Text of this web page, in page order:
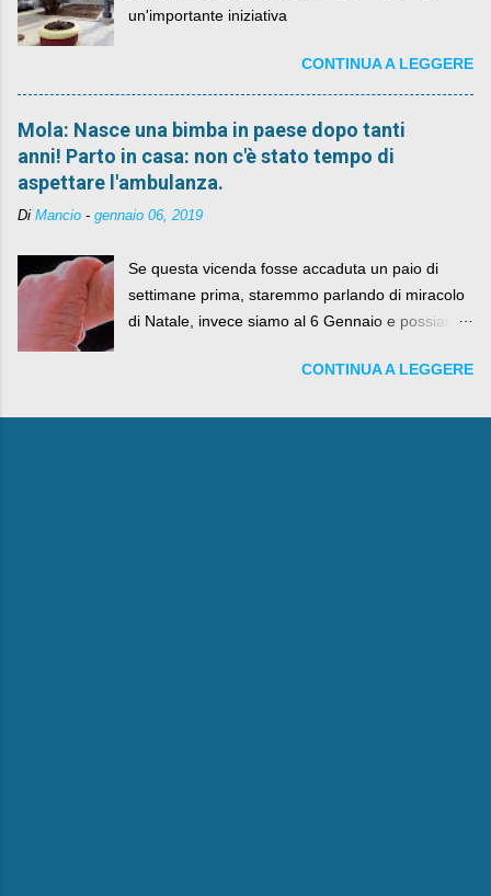
un'importante iniziativa
CONTINUA A LEGGERE
Mola: Nasce una bimba in paese dopo tanti
anni! Parto in casa: non c'è stato tempo di
aspettare l'ambulanza.
Di Mancio - gennaio 06, 2019
Se questa vicenda fosse accaduta un paio di
settimane prima, staremmo parlando di miracolo
di Natale, invece siamo al 6 Gennaio e possiamo
e la Befana, visto il lieto epilogo della vicenda.
CONTINUA A LEGGERE